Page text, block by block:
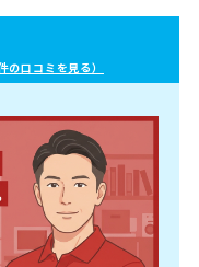
の口コミを見る）